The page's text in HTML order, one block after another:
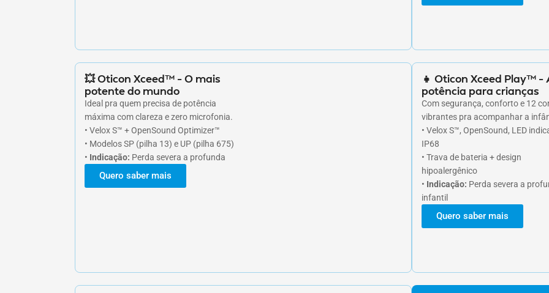
💥 Oticon Xceed™ – O mais
potente do mundo
Ideal pra quem precisa de potência
máxima com clareza e zero microfonia.
• Velox S™ + OpenSound Optimizer™
• Modelos SP (pilha 13) e UP (pilha 675)
• Indicação: Perda severa a profunda
Quero saber mais
👧 Oticon Xceed Play™ –
potência para crianças
Com segurança, conforto e 12
vibrantes pra acompanhar a
• Velox S™, OpenSound, LED
IP68
• Trava de bateria + design
hipoalergênico
• Indicação: Perda severa a
infantil
Quero saber mais